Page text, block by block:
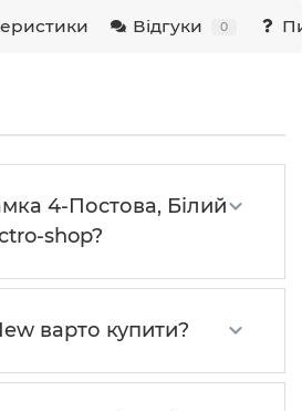
Відгуки 0
4-Постова, Білий
shop?
варто купити?